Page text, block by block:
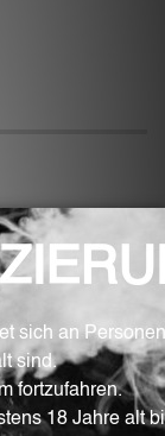
und unter
hergestellt
Safety Authority)
der
die Fluid Aromen